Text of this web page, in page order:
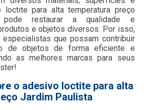
loctite para alta temperatura preço
pode restaurar a qualidade e
e objetos diversos. Por isso,
que possam contribuir
de objetos de forma eficiente e
as melhores marcas para seus
o adesivo loctite para alta
Jardim Paulista